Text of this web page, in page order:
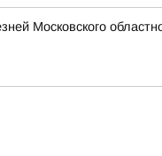
Московского